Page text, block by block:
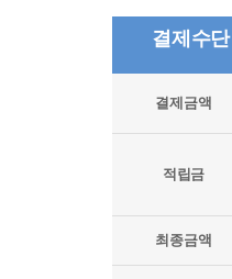
결제수단
결제금액
적립금
최종금액